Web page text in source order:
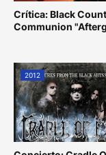
Crítica: Black
Communion
2012